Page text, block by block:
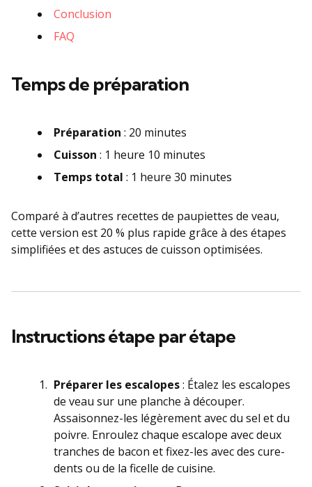
Conclusion
FAQ
Temps de préparation
Préparation : 20 minutes
Cuisson : 1 heure 10 minutes
Temps total : 1 heure 30 minutes
Comparé à d’autres recettes de paupiettes de veau,
cette version est 20 % plus rapide grâce à des étapes
simplifiées et des astuces de cuisson optimisées.
Instructions étape par étape
Préparer les escalopes: Étalez les escalopes
de veau sur une planche à découper.
Assaisonnez-les légèrement avec du sel et du
poivre. Enroulez chaque escalope avec deux
tranches de bacon et fixez-les avec des cure-
dents ou de la ficelle de cuisine.